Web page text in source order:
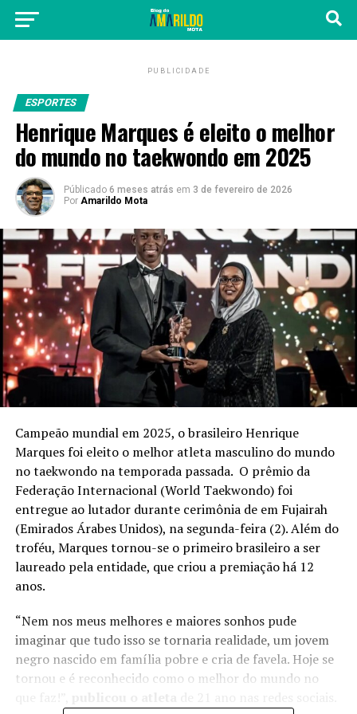
PUBLICIDADE
ESPORTES
Henrique Marques é eleito o melhor
do mundo no taekwondo em 2025
Públicado 6 meses atrás em 3 de fevereiro de 2026
Por Amarildo Mota
Campeão mundial em 2025, o brasileiro Henrique
Marques foi eleito o melhor atleta masculino do mundo
no taekwondo na temporada passada. O prêmio da
Federação Internacional (World Taekwondo) foi
entregue ao lutador durante cerimônia de em Fujairah
(Emirados Árabes Unidos), na segunda-feira (2). Além do
troféu, Marques tornou-se o primeiro brasileiro a ser
laureado pela entidade, que criou a premiação há 12
anos.
“Nem nos meus melhores e maiores sonhos pude
imaginar que tudo isso se tornaria realidade, um jovem
negro nascido em família pobre e cria de favela. Hoje se
tornou e é reconhecido como o melhor do mundo no